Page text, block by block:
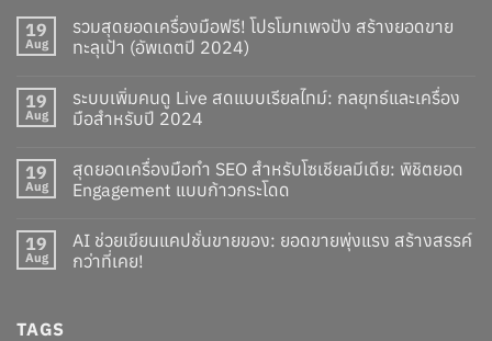
19
Aug
รวมสุดยอดเครื่องมือฟรี! โปรโมทเพจปัง สร้างยอดขาย
ทะลุเป้า (อัพเดตปี 2024)
19
Aug
ระบบเพิ่มคนดู Live สดแบบเรียลไทม์: กลยุทธ์และเครื่อง
มือสำหรับปี 2024
19
Aug
สุดยอดเครื่องมือทำ SEO สำหรับโซเชียลมีเดีย: พิชิตยอด
Engagement แบบก้าวกระโดด
19
Aug
AI ช่วยเขียนแคปชั่นขายของ: ยอดขายพุ่งแรง สร้างสรรค์
กว่าที่เคย!
TAGS